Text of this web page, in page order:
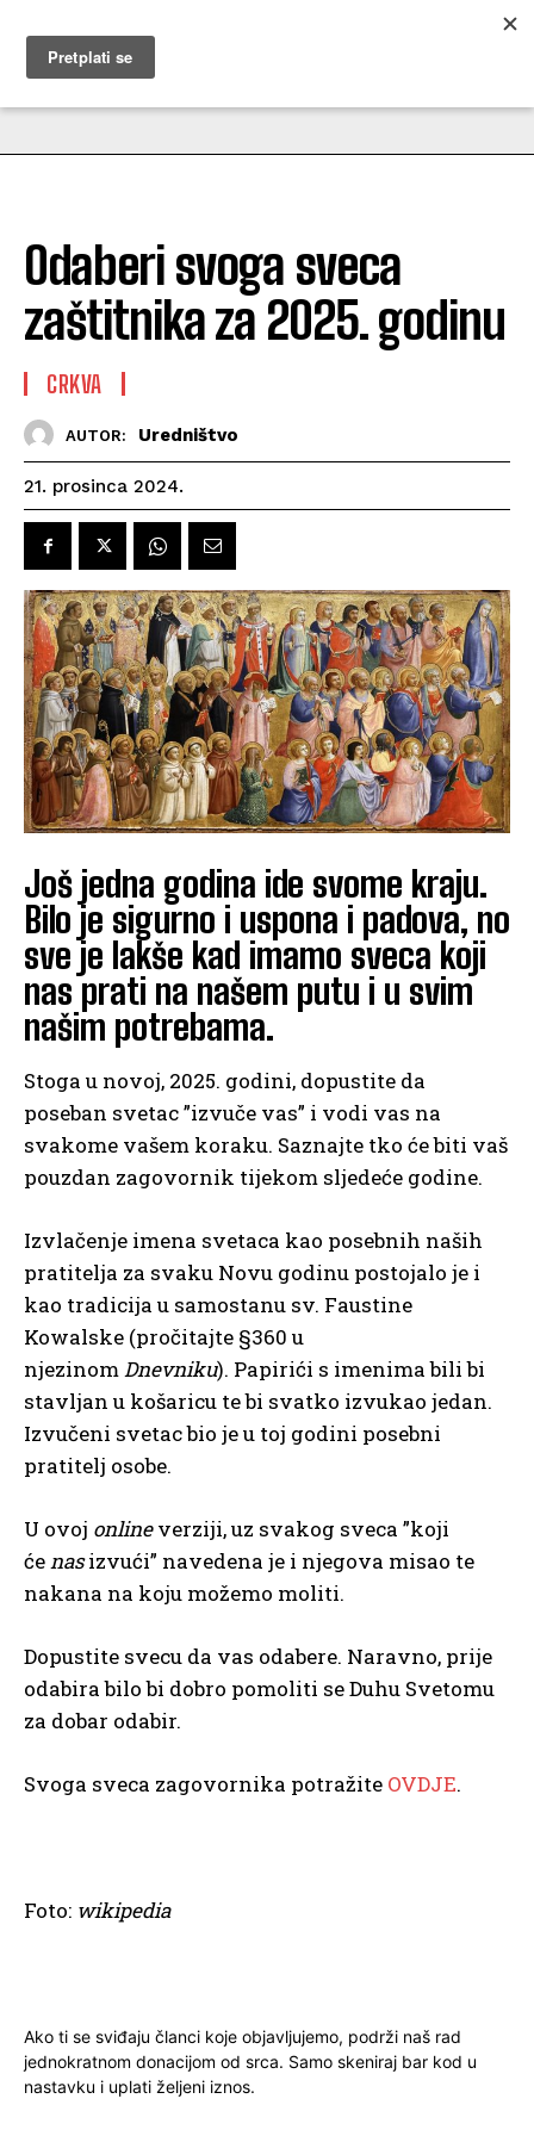
MUŽEVNI BUDITE
Odaberi svoga sveca
zaštitnika za 2025. godinu
CRKVA
AUTOR: Uredništvo
21. prosinca 2024.
Još jedna godina ide svome kraju.
Bilo je sigurno i uspona i padova, no
sve je lakše kad imamo sveca koji
nas prati na našem putu i u svim
našim potrebama.
Stoga u novoj, 2025. godini, dopustite da
poseban svetac ”izvuče vas” i vodi vas na
svakome vašem koraku. Saznajte tko će biti vaš
pouzdan zagovornik tijekom sljedeće godine.
Izvlačenje imena svetaca kao posebnih naših
pratitelja za svaku Novu godinu postojalo je i
kao tradicija u samostanu sv. Faustine
Kowalske (pročitajte §360 u
njezinomDnevniku). Papirići s imenima bili bi
stavljan u košaricu te bi svatko izvukao jedan.
Izvučeni svetac bio je u toj godini posebni
pratitelj osobe.
U ovoj onlineverziji, uz svakog sveca ”koji
ćenasizvući” navedena je i njegova misao te
nakana na koju možemo moliti.
Dopustite svecu da vas odabere. Naravno, prije
odabira bilo bi dobro pomoliti se Duhu Svetomu
za dobar odabir.
Svoga sveca zagovornika potražite OVDJE.
Foto: wikipedia
Ako ti se sviđaju članci koje objavljujemo, podrži naš rad
jednokratnom donacijom od srca. Samo skeniraj bar kod u
nastavku i uplati željeni iznos.